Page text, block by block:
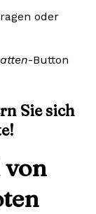
oder
-Button
Sie sich
von